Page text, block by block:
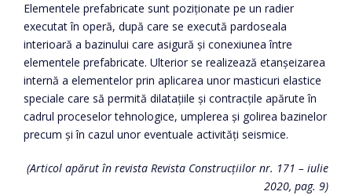
Elementele prefabricate sunt poziționate pe un radier
executat în operă, după care se execută pardoseala
interioară a bazinului care asigură și conexiunea între
elementele prefabricate. Ulterior se realizează etanșeizarea
internă a elementelor prin aplicarea unor masticuri elastice
speciale care să permită dilatațiile și contracțile apărute în
cadrul proceselor tehnologice, umplerea și golirea bazinelor
precum și în cazul unor eventuale activități seismice.
(Articol apărut în revista Revista Construcțiilor nr. 171 – iulie
2020, pag. 9)